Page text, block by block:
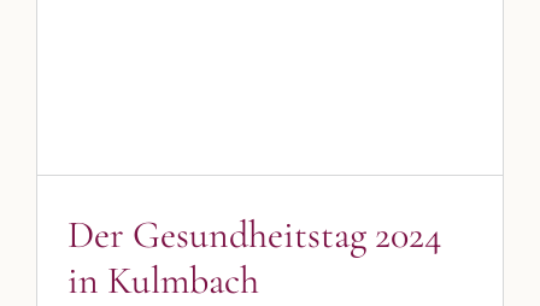
Der Gesundheitstag 2024
in Kulmbach